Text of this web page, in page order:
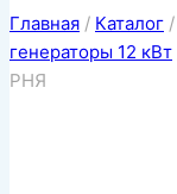
Главная / Каталог /
генераторы 12 кВт
РНЯ